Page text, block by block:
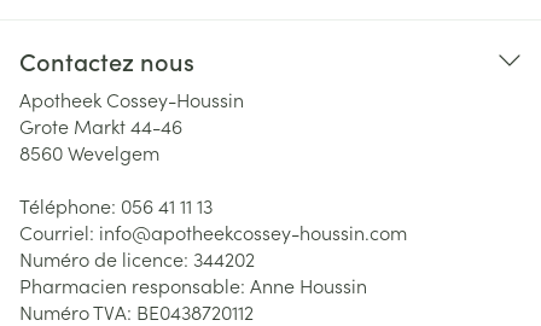
Contactez nous
Apotheek Cossey-Houssin
Grote Markt 44-46
8560Wevelgem
Téléphone: 056 41 11 13
Courriel: info@apotheekcossey-houssin.com
Numéro de licence: 344202
Pharmacien responsable: Anne Houssin
Numéro TVA: BE0438720112